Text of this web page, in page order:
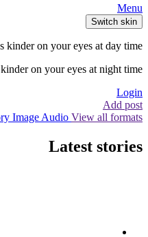
Menu
Switch skin
kinder on your eyes at day time.
on your eyes at night time.
Login
Add post
Image Audio View all formats
Latest stories